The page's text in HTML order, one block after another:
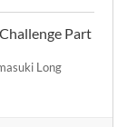
Part
Long